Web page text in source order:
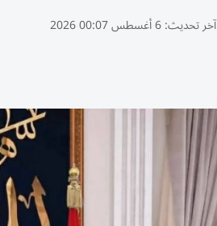
آخر تحديث:6 أغسطس 00:07 2026